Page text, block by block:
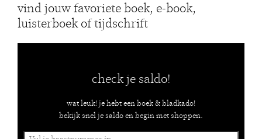
vind jouw favoriete boek, e-book,
luisterboek of tijdschrift
check je saldo!
wat leuk! je hebt een boek & bladkado!
bekijk snel je saldo en begin met shoppen.